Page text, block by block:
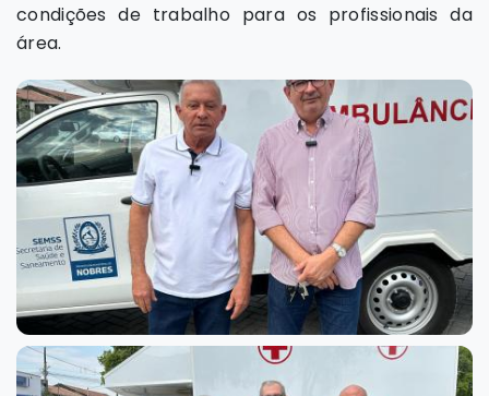
condições de trabalho para os profissionais da
área.